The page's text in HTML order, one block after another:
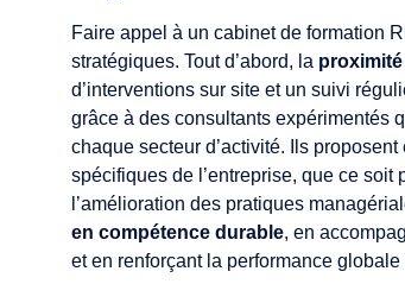
Faire appel à un cabinet de formation
stratégiques. Tout d’abord, la
d’interventions sur site et un suivi
grâce à des consultants expérimentés
chaque secteur d’activité. Ils
spécifiques de l’entreprise, que ce
l’amélioration des pratiques
en compétence durable, en
et en renforçant la performance globale